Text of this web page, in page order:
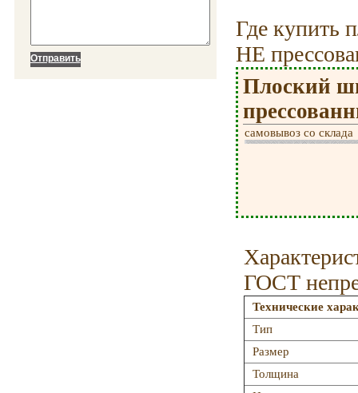
Где купить
НЕ
Плоский
самовывоз со склада
ГОСТ
Технические
Тип
Размер
Толщина